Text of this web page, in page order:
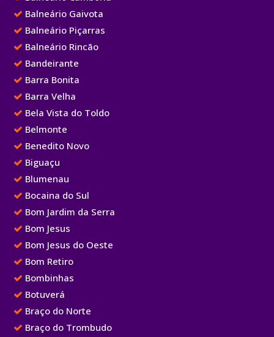
Balneário Gaivota
Balneário Piçarras
Balneário Rincão
Bandeirante
Barra Bonita
Barra Velha
Bela Vista do Toldo
Belmonte
Benedito Novo
Biguaçu
Blumenau
Bocaina do Sul
Bom Jardim da Serra
Bom Jesus
Bom Jesus do Oeste
Bom Retiro
Bombinhas
Botuverá
Braço do Norte
Braço do Trombudo